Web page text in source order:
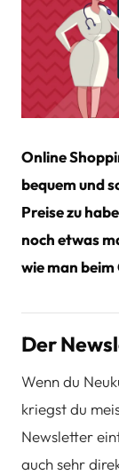
Online
bequem und
Preise zu
noch etwas
wie man
Der
Wenn du
kriegst du
Newsletter
auch sehr